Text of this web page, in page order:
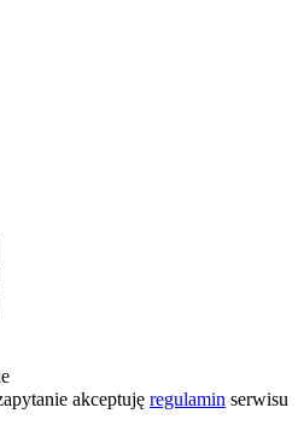
akceptuję regulamin serwisu